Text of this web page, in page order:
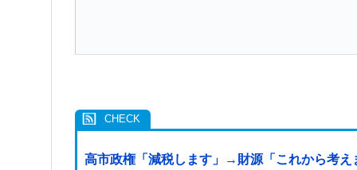
高市政権「減税します」→財源「これから考え